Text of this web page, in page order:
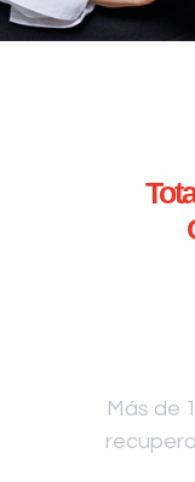
Más de